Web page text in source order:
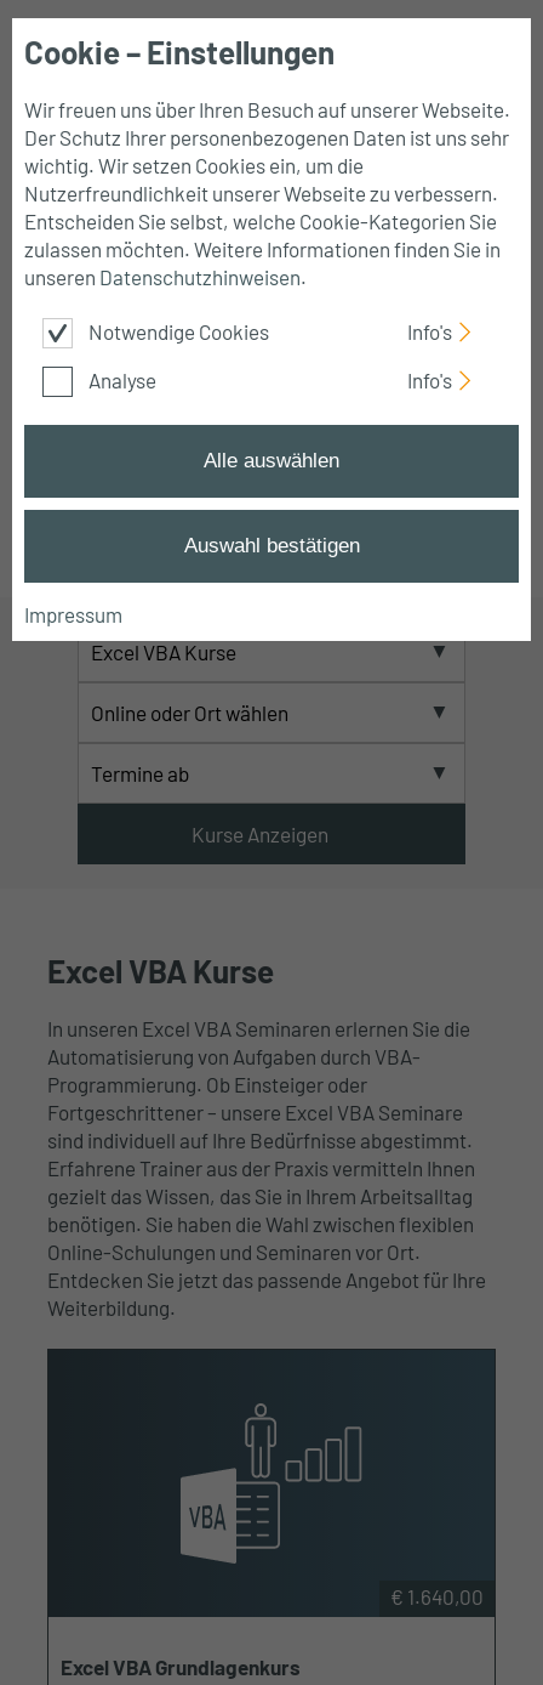
Navigation
Excel VBA (Visual
Basic for
Applications) Kurse
Steigern Sie Ihre Produktivität mit praxisnahen
Excel-VBA-Kursen
Excel VBA Kurse
In unseren Excel VBA Seminaren erlernen Sie die
Automatisierung von Aufgaben durch VBA-
Programmierung. Ob Einsteiger oder
Fortgeschrittener – unsere Excel VBA Seminare
sind individuell auf Ihre Bedürfnisse abgestimmt.
Erfahrene Trainer aus der Praxis vermitteln Ihnen
gezielt das Wissen, das Sie in Ihrem Arbeitsalltag
benötigen. Sie haben die Wahl zwischen flexiblen
Online-Schulungen und Seminaren vor Ort.
Entdecken Sie jetzt das passende Angebot für Ihre
Weiterbildung.
€ 1.640,00
Excel VBA Grundlagenkurs
Cookie – Einstellungen
Wir freuen uns über Ihren Besuch auf unserer Webseite.
Der Schutz Ihrer personenbezogenen Daten ist uns sehr
wichtig. Wir setzen Cookies ein, um die
Nutzerfreundlichkeit unserer Webseite zu verbessern.
Entscheiden Sie selbst, welche Cookie-Kategorien Sie
zulassen möchten. Weitere Informationen finden Sie in
unseren Datenschutzhinweisen.
Notwendige Cookies
Info's
Analyse
Info's
Alle auswählen
Auswahl bestätigen
Impressum